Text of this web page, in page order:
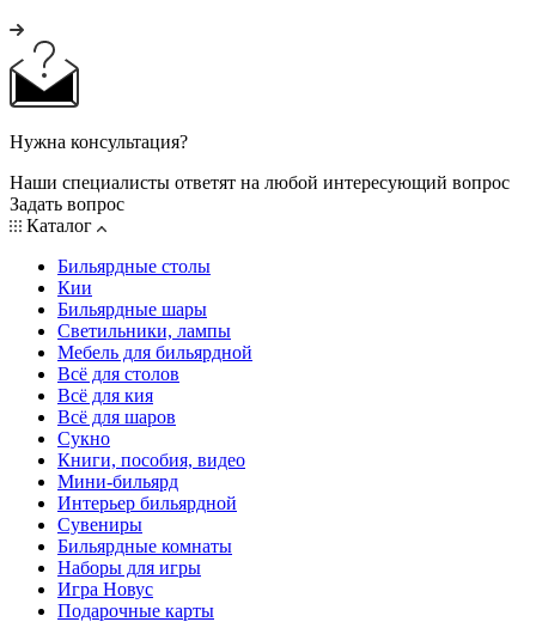
Нужна консультация?
Наши специалисты ответят на любой интересующий вопрос
Задать вопрос
Каталог
Бильярдные столы
Кии
Бильярдные шары
Светильники, лампы
Мебель для бильярдной
Всё для столов
Всё для кия
Всё для шаров
Сукно
Книги, пособия, видео
Мини-бильярд
Интерьер бильярдной
Сувениры
Бильярдные комнаты
Наборы для игры
Игра Новус
Подарочные карты